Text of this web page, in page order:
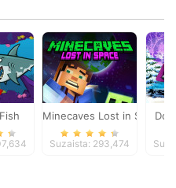
Minecaves Lost in Space
Suzaista: 293,474